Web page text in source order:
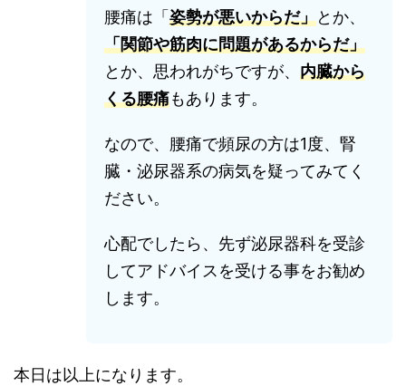
腰痛は「 姿勢が悪いからだ」とか、
「関節や筋肉に問題があるからだ」
とか、思われがちですが、 内臓から
くる腰痛もあります。
なので、腰痛で頻尿の方は1度、腎
臓・泌尿器系の病気を疑ってみてく
ださい。
心配でしたら、先ず泌尿器科を受診
してアドバイスを受ける事をお勧め
します。
本日は以上になります。